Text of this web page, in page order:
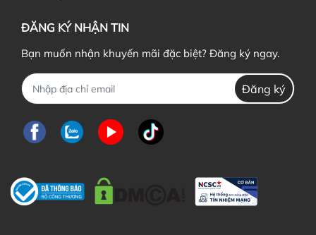
ĐĂNG KÝ NHẬN TIN
Bạn muốn nhận khuyến mãi đặc biệt? Đăng ký ngay.
Đăng ký